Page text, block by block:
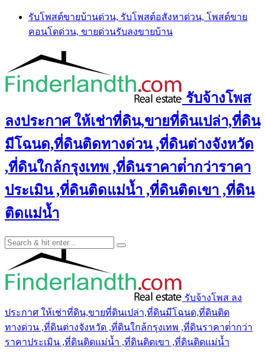
Skip
content
รับโพสต์ขายบ้านด่วน, รับโพสต์อสังหาด่วน, โพสต์ขาย
คอนโดด่วน, ขายด่วนรับลงขายบ้าน
รับจ้างโพส
ลงประกาศ ให้เช่าที่ดิน,ขายที่ดินเปล่า,ที่ดิน
มีโฉนด,ที่ดินติดทางด่วน ,ที่ดินต่างจังหวัด
,ที่ดินใกล้กรุงเทพ ,ที่ดินราคาต่ํากว่าราคา
ประเมิน ,ที่ดินติดแม่น้ำ ,ที่ดินติดเขา ,ที่ดิน
ติดแม่น้ำ
รับจ้างโพส ลง
ประกาศ ให้เช่าที่ดิน,ขายที่ดินเปล่า,ที่ดินมีโฉนด,ที่ดินติด
ทางด่วน ,ที่ดินต่างจังหวัด ,ที่ดินใกล้กรุงเทพ ,ที่ดินราคาต่ํากว่า
ราคาประเมิน ,ที่ดินติดแม่น้ำ ,ที่ดินติดเขา ,ที่ดินติดแม่น้ำ